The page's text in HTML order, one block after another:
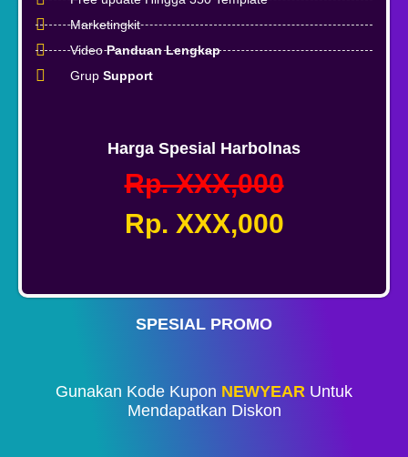
Marketingkit
VideoPanduan Lengkap
Grup Support
Harga Spesial Harbolnas
Rp. XXX,000
Rp. XXX,000
SPESIAL PROMO
Gunakan Kode Kupon NEWYEAR Untuk
Mendapatkan Diskon